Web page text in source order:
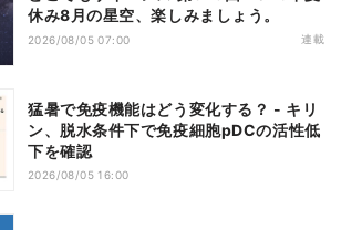
休み8月の星空、楽しみましょう。
2026/08/05 07:00 連載
猛暑で免疫機能はどう変化する？ - キリ
ン、脱水条件下で免疫細胞pDCの活性低
下を確認
2026/08/05 16:00